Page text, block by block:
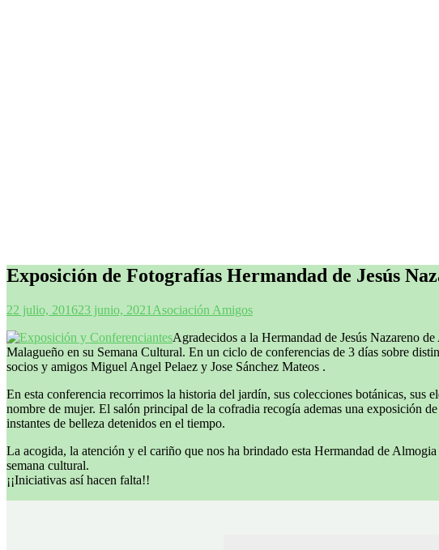
Exposición de Fotografías Hermandad de Jesús
22 julio, 201623 junio, 2021 Asociación Amigos
Agradecidos a la Hermandad de Jesús Nazareno
Malagueño en su Semana Cultural. En un ciclo de conferencias de 3 días sobre
socios y amigos Miguel Angel Pelaez y Jose Sánchez Mateos .
En esta conferencia recorrimos la historia del jardín, sus colecciones botánicas, sus
nombre de mujer. El salón principal de la cofradia recogía ademas una exposición
instantes de belleza detenidos en el tiempo.
La acogida, la atención y el cariño que nos ha brindado esta Hermandad de
semana cultural.
¡¡Iniciativas así hacen falta!!